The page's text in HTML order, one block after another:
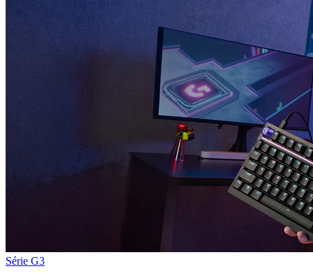
Série G3